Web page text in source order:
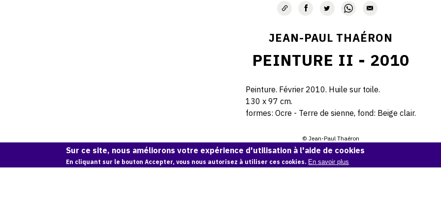
JEAN-PAUL THAÉRON
PEINTURE II - 2010
Peinture. Février 2010. Huile sur toile.
130 x 97 cm.
formes: Ocre - Terre de sienne, fond: Beige clair.
© Jean-Paul Thaéron
Demande d'information
Sur ce site, nous améliorons votre expérience d'utilisation à l'aide de cookies
En cliquant sur le bouton Accepter, vous nous autorisez à utiliser ces cookies. En savoir plus